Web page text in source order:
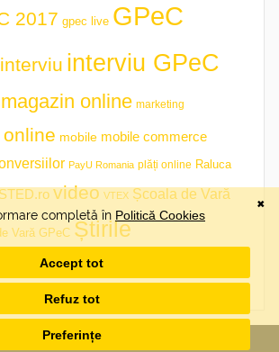
2017 gpec live GPeC
interviu interviu GPeC
magazin online marketing
mobile mobile commerce
PayU Romania plăți online Raluca
video VTEX Școala de Vară
Vară GPeC Știrile